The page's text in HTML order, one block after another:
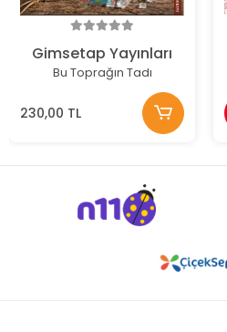
Gimsetap Yayınları
Bu Toprağın Tadı
230,00 TL